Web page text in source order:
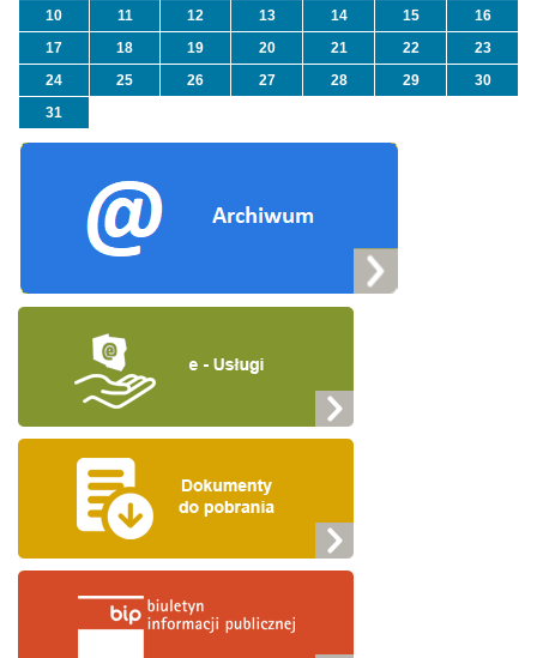
10
11 12 13 14 15
16
17
18 19 20 21 22
23
24
25 26 27 28 29
30
31